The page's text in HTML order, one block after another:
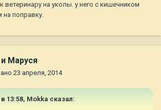
ветеринару на уколы. у него с кишечником
на поправку.
Маруся
23 апреля, 2014
в 13:58, Mokka сказал: